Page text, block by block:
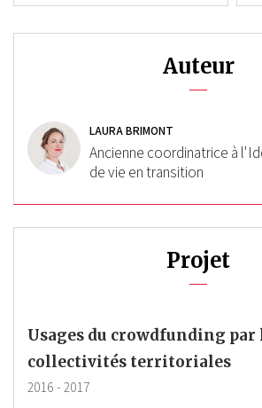
Auteur
LAURA BRIMONT
Ancienne coordinatrice à
de vie en transition
Projet
Usages du crowdfunding par
collectivités territoriales
2016 - 2017